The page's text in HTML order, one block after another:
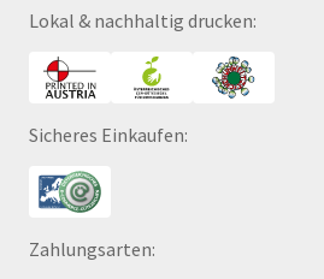
Lokal & nachhaltig drucken:
Sicheres Einkaufen:
Zahlungsarten: